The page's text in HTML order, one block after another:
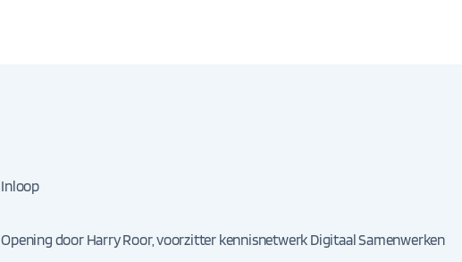
Inloop
Opening door Harry Roor, voorzitter kennisnetwerk Digitaal Samenwerken